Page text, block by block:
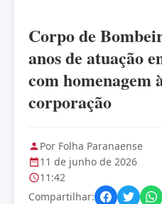
Corpo de
anos de atuação
com homenagem
corporação
Por Folha Paranaense
11 de junho de 2026
11:42
Compartilhar: